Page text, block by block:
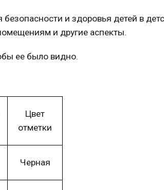
и здоровья детей в
и другие аспекты.
ее было видно.
Цвет
отметки
Черная